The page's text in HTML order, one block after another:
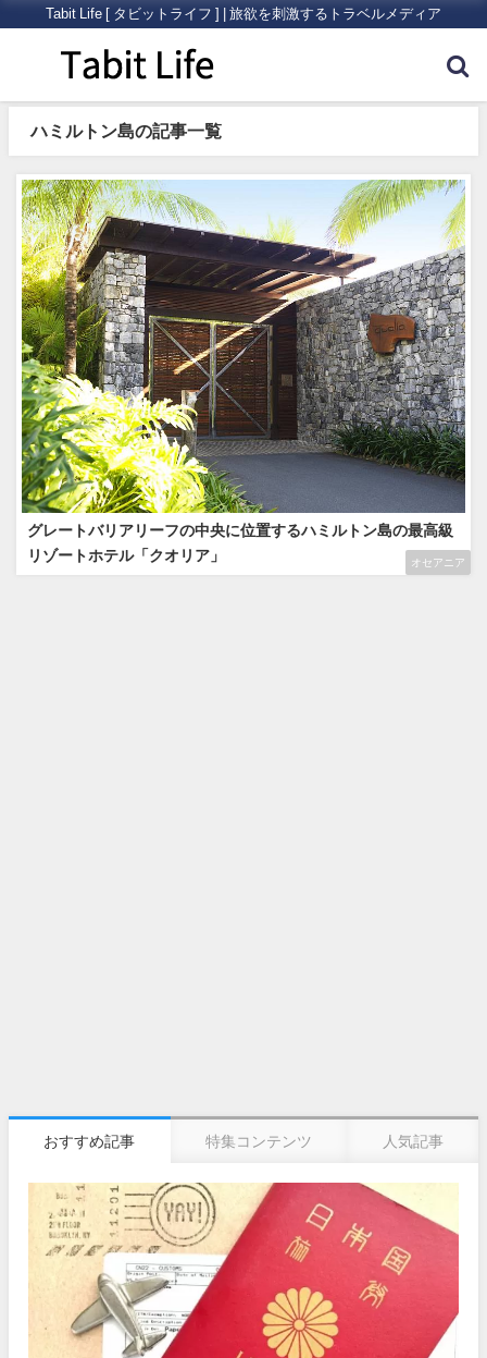
Tabit Life [ タビットライフ ] | 旅欲を刺激するトラベルメディア
ハミルトン島の記事一覧
オセアニア
グレートバリアリーフの中央に位置するハミルトン島の最高級
リゾートホテル「クオリア」
おすすめ記事 特集コンテンツ 人気記事